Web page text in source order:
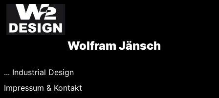
Wolfram Jänsch
... Industrial Design
Impressum & Kontakt